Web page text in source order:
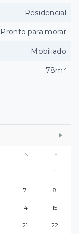
S S
1
7 8
14 15
21 22
Residencial
Pronto para morar
Mobiliado
78m²